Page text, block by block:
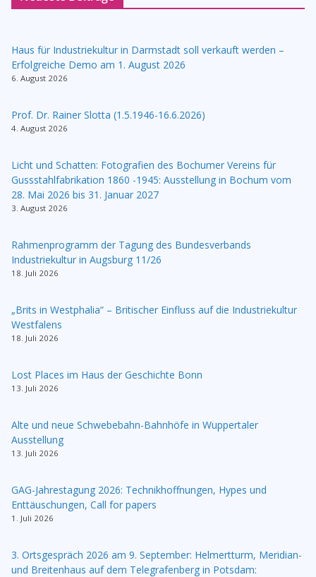
Haus für Industriekultur in Darmstadt soll verkauft werden –
Erfolgreiche Demo am 1. August 2026
6. August 2026
Prof. Dr. Rainer Slotta (1.5.1946-16.6.2026)
4. August 2026
Licht und Schatten: Fotografien des Bochumer Vereins für
Gussstahlfabrikation 1860 -1945: Ausstellung in Bochum vom
28. Mai 2026 bis 31. Januar 2027
3. August 2026
Rahmenprogramm der Tagung des Bundesverbands
Industriekultur in Augsburg 11/26
18. Juli 2026
„Brits in Westphalia“ – Britischer Einfluss auf die Industriekultur
Westfalens
18. Juli 2026
Lost Places im Haus der Geschichte Bonn
13. Juli 2026
Alte und neue Schwebebahn-Bahnhöfe in Wuppertaler
Ausstellung
13. Juli 2026
GAG-Jahrestagung 2026: Technikhoffnungen, Hypes und
Enttäuschungen, Call for papers
1. Juli 2026
3. Ortsgespräch 2026 am 9. September: Helmertturm, Meridian-
und Breitenhaus auf dem Telegrafenberg in Potsdam: